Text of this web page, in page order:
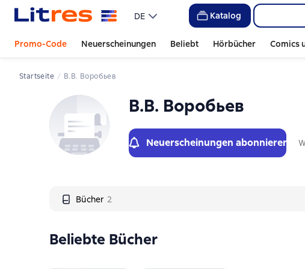
DE Katalog
Promo-Code Neuerscheinungen Beliebt Hörbücher Comics
Startseite В.В. Воробьев
В.В. Воробьев
Neuerscheinungen abonnieren
Bücher 2
Слайдер с книгами
Beliebte Bücher